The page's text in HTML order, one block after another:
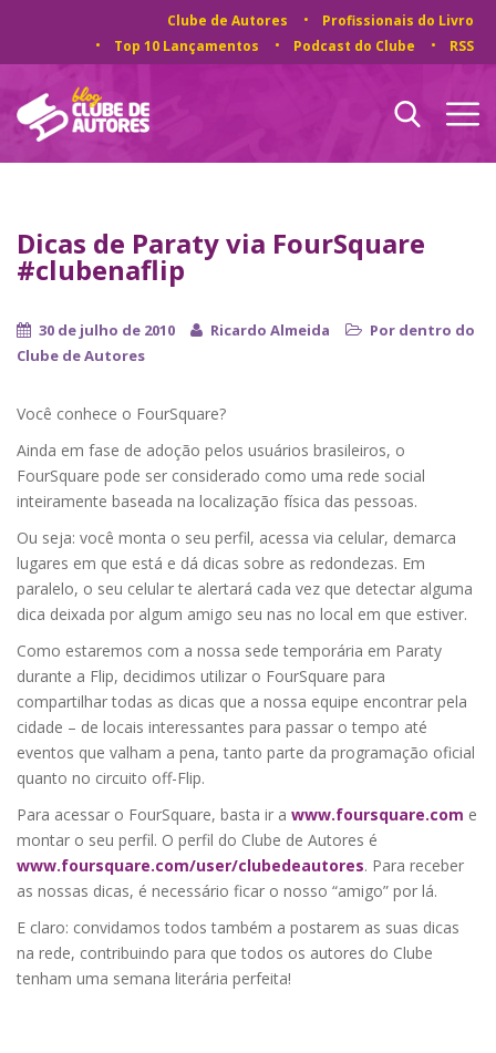
Clube de Autores
Profissionais do Livro
Top 10 Lançamentos
Podcast do Clube RSS
Dicas de Paraty via FourSquare
#clubenaflip
30 de julho de 2010 Ricardo Almeida
Por dentro do
Clube de Autores
Você conhece o FourSquare?
Ainda em fase de adoção pelos usuários brasileiros, o
FourSquare pode ser considerado como uma rede social
inteiramente baseada na localização física das pessoas.
Ou seja: você monta o seu perfil, acessa via celular, demarca
lugares em que está e dá dicas sobre as redondezas. Em
paralelo, o seu celular te alertará cada vez que detectar alguma
dica deixada por algum amigo seu nas no local em que estiver.
Como estaremos com a nossa sede temporária em Paraty
durante a Flip, decidimos utilizar o FourSquare para
compartilhar todas as dicas que a nossa equipe encontrar pela
cidade – de locais interessantes para passar o tempo até
eventos que valham a pena, tanto parte da programação oficial
quanto no circuito off-Flip.
Para acessar o FourSquare, basta ir a www.foursquare.com e
montar o seu perfil. O perfil do Clube de Autores é
www.foursquare.com/user/clubedeautores. Para receber
as nossas dicas, é necessário ficar o nosso “amigo” por lá.
E claro: convidamos todos também a postarem as suas dicas
na rede, contribuindo para que todos os autores do Clube
tenham uma semana literária perfeita!